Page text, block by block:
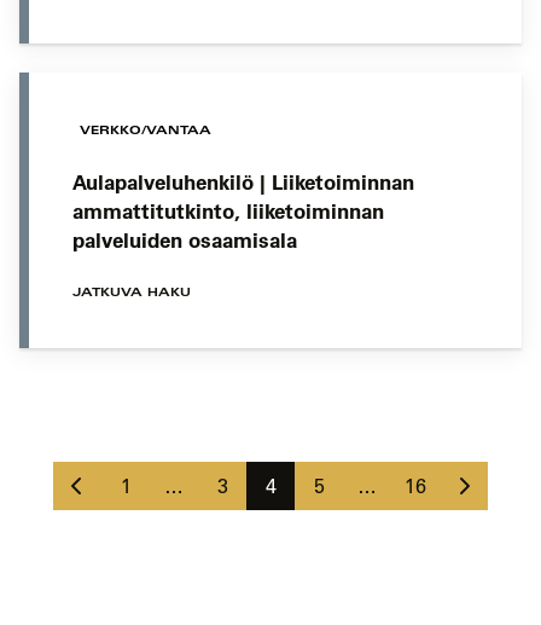
VERKKO/VANTAA
Aulapalveluhenkilö | Liiketoiminnan
ammattitutkinto, liiketoiminnan
palveluiden osaamisala
JATKUVA HAKU
Edellinen
Sivu
1 … Sivu
3 Sivu
4 Sivu
5 … Sivu
16
Seuraava
sivu